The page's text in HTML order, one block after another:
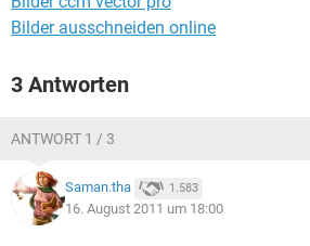
Bilder ausschneiden online
3 Antworten
ANTWORT 1 / 3
Saman.tha 1.583
16. August 2011 um 18:00